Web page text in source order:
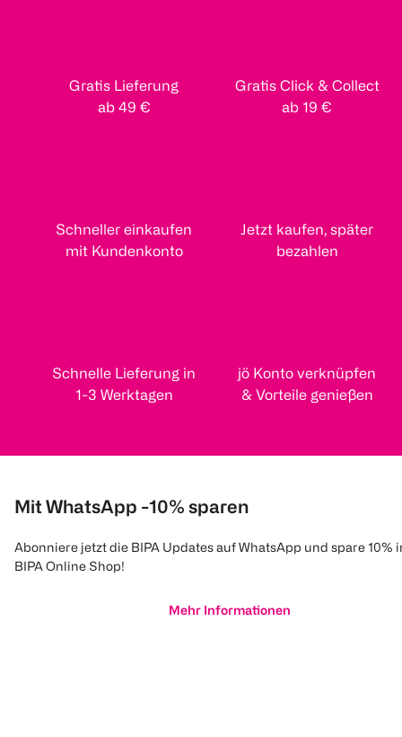
Gratis Lieferung
ab 49 €
Gratis Click & Collect
ab 19 €
Schneller einkaufen
mit Kundenkonto
Jetzt kaufen, später
bezahlen
Schnelle Lieferung in
1-3 Werktagen
jö Konto verknüpfen
& Vorteile genießen
Mit WhatsApp -10% sparen
Abonniere jetzt die BIPA Updates auf WhatsApp und spare 10%
BIPA Online Shop!
Mehr Informationen